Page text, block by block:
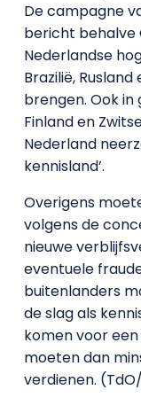
De campagne
bericht behalve
Nederlandse
Brazilië,
brengen. Ook in
Finland en
Nederland
kennisland’.
Overigens
volgens de
nieuwe
eventuele
buitenlanders
de slag als
komen voor
moeten dan
verdienen.